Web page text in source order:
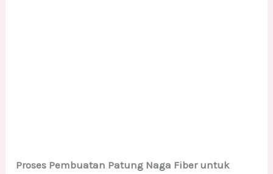
Proses Pembuatan Patung Naga Fiber untuk